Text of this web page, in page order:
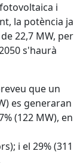
i
la potència ja
22,7 MW, per
s'haurà
que un
es generaran
(122 MW), en
i el 29% (311